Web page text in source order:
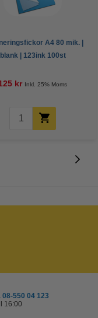
A4 80 mik. |
blank | 123ink 100st
kr Inkl. 25% Moms
550 04 123
16:00